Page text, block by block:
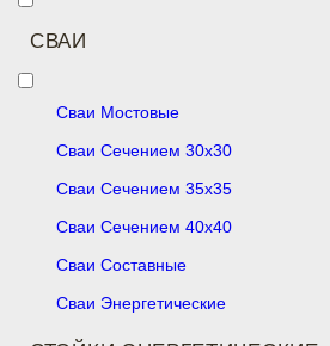
СВАИ
Сваи Мостовые
Сваи Сечением 30х30
Сваи Сечением 35х35
Сваи Сечением 40х40
Сваи Составные
Сваи Энергетические